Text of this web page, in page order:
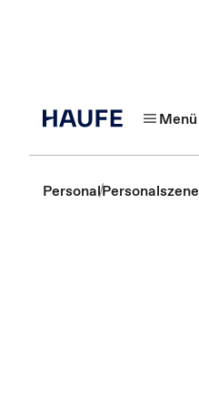
Menü
PersonalPersonalszene